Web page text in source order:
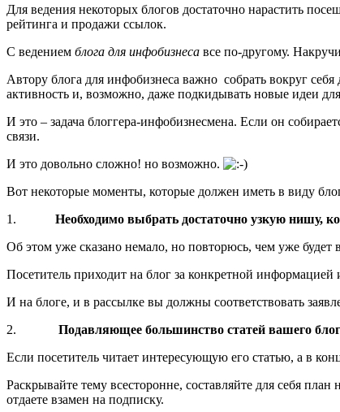
Для ведения некоторых блогов достаточно нарастить
рейтинга и продажи ссылок.
С ведением блога для инфобизнеса все по-другому.
Автору блога для инфобизнеса важно собрать вокруг
активность и, возможно, даже подкидывать новые идеи
И это – задача блоггера-инфобизнесмена. Если он
связи.
И это довольно сложно! но возможно.
Вот некоторые моменты, которые должен иметь в виду
1. Необходимо выбрать достаточно узкую нишу,
Об этом уже сказано немало, но повторюсь, чем уже будет
Посетитель приходит на блог за конкретной
И на блоге, и в рассылке вы должны соответствовать
2. Подавляющее большинство статей вашего
Если посетитель читает интересующую его статью, а в
Раскрывайте тему всесторонне, составляйте для себя
отдаете взамен на подписку.